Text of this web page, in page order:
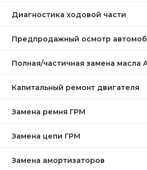
Диагностика ходовой части
Предпродажный осмотр
Полная/частичная замена масла
Капитальный ремонт двигателя
Замена ремня ГРМ
Замена цепи ГРМ
Замена амортизаторов